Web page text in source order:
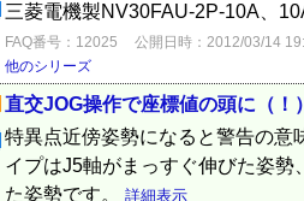
三菱電機製NV30FAU-2P-10A、
FAQ番号：12025 公開日時：2012/03/14
他のシリーズ
直交JOG操作で座標値の頭に（！
特異点近傍姿勢になると警告の意
イプはJ5軸がまっすぐ伸びた姿
た姿勢です。 詳細表示